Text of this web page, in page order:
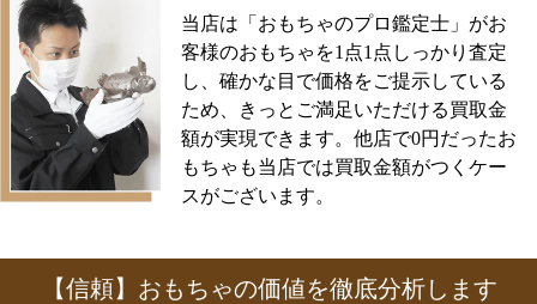
当店は「おもちゃのプロ鑑定士」がお
客様のおもちゃを1点1点しっかり査定
し、確かな目で価格をご提示している
ため、きっとご満足いただける買取金
額が実現できます。他店で0円だったお
もちゃも当店では買取金額がつくケー
スがございます。
【信頼】おもちゃの価値を徹底分析します